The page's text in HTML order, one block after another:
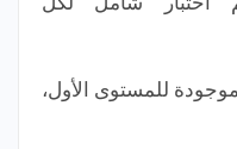
للمستوى الأول،